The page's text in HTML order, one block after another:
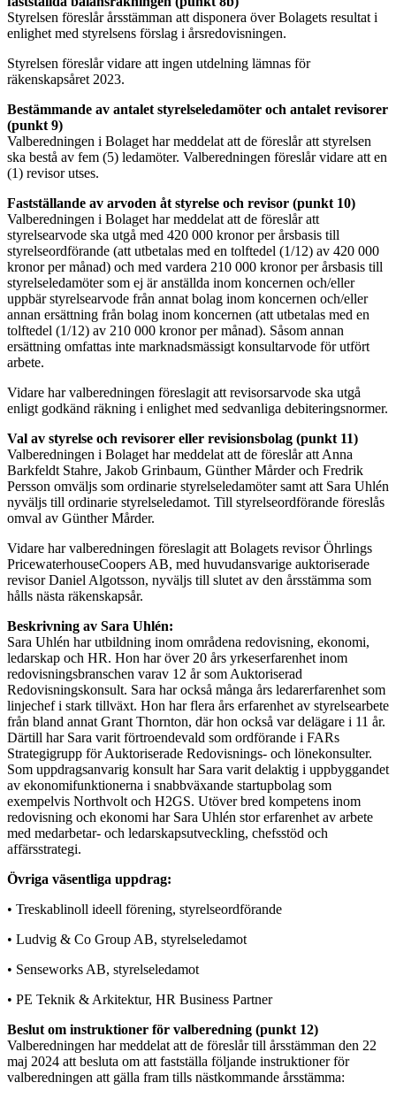
Styrelsen föreslår årsstämman att disponera över Bolagets resultat i
enlighet med styrelsens förslag i årsredovisningen.
Styrelsen föreslår vidare att ingen utdelning lämnas för
räkenskapsåret 2023.
Bestämmande av antalet styrelseledamöter och antalet revisorer
(punkt 9)
Valberedningen i Bolaget har meddelat att de föreslår att styrelsen
ska bestå av fem (5) ledamöter. Valberedningen föreslår vidare att en
(1) revisor utses.
Fastställande av arvoden åt styrelse och revisor (punkt 10)
Valberedningen i Bolaget har meddelat att de föreslår att
styrelsearvode ska utgå med 420 000 kronor per årsbasis till
styrelseordförande (att utbetalas med en tolftedel (1/12) av 420 000
kronor per månad) och med vardera 210 000 kronor per årsbasis till
styrelseledamöter som ej är anställda inom koncernen och/eller
uppbär styrelsearvode från annat bolag inom koncernen och/eller
annan ersättning från bolag inom koncernen (att utbetalas med en
tolftedel (1/12) av 210 000 kronor per månad). Såsom annan
ersättning omfattas inte marknadsmässigt konsultarvode för utfört
arbete.
Vidare har valberedningen föreslagit att revisorsarvode ska utgå
enligt godkänd räkning i enlighet med sedvanliga debiteringsnormer.
Val av styrelse och revisorer eller revisionsbolag (punkt 11)
Valberedningen i Bolaget har meddelat att de föreslår att Anna
Barkfeldt Stahre, Jakob Grinbaum, Günther Mårder och Fredrik
Persson omväljs som ordinarie styrelseledamöter samt att Sara Uhlén
nyväljs till ordinarie styrelseledamot. Till styrelseordförande föreslås
omval av Günther Mårder.
Vidare har valberedningen föreslagit att Bolagets revisor Öhrlings
PricewaterhouseCoopers AB, med huvudansvarige auktoriserade
revisor Daniel Algotsson, nyväljs till slutet av den årsstämma som
hålls nästa räkenskapsår.
Beskrivning av Sara Uhlén:
Sara Uhlén har utbildning inom områdena redovisning, ekonomi,
ledarskap och HR. Hon har över 20 års yrkeserfarenhet inom
redovisningsbranschen varav 12 år som Auktoriserad
Redovisningskonsult. Sara har också många års ledarerfarenhet som
linjechef i stark tillväxt. Hon har flera års erfarenhet av styrelsearbete
från bland annat Grant Thornton, där hon också var delägare i 11 år.
Därtill har Sara varit förtroendevald som ordförande i FARs
Strategigrupp för Auktoriserade Redovisnings- och lönekonsulter.
Som uppdragsanvarig konsult har Sara varit delaktig i uppbyggandet
av ekonomifunktionerna i snabbväxande startupbolag som
exempelvis Northvolt och H2GS. Utöver bred kompetens inom
redovisning och ekonomi har Sara Uhlén stor erfarenhet av arbete
med medarbetar- och ledarskapsutveckling, chefsstöd och
affärsstrategi.
Övriga väsentliga uppdrag:
• Treskablinoll ideell förening, styrelseordförande
• Ludvig & Co Group AB, styrelseledamot
• Senseworks AB, styrelseledamot
• PE Teknik & Arkitektur, HR Business Partner
Beslut om instruktioner för valberedning (punkt 12)
Valberedningen har meddelat att de föreslår till årsstämman den 22
maj 2024 att besluta om att fastställa följande instruktioner för
valberedningen att gälla fram tills nästkommande årsstämma: